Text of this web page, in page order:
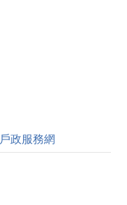
戶政服務網